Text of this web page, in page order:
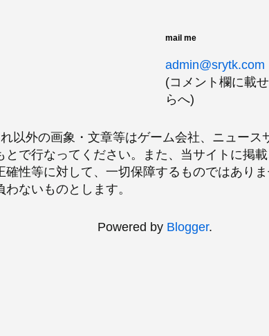
mail me
admin@srytk.com
(コメント欄に載
らへ)
以外の画象・文章等はゲーム会社、ニュー
で行なってください。また、当サイトに掲
性等に対して、一切保障するものではあり
ないものとします。
Powered by Blogger.